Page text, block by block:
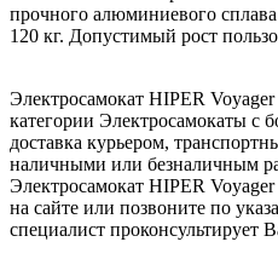
прочного алюминиевого
120 кг. Допустимый рост
Электросамокат HIPER
категории Электросамокаты с
доставка курьером,
наличными или безналичным
Электросамокат HIPER
на сайте или позвоните по
специалист проконсультирует